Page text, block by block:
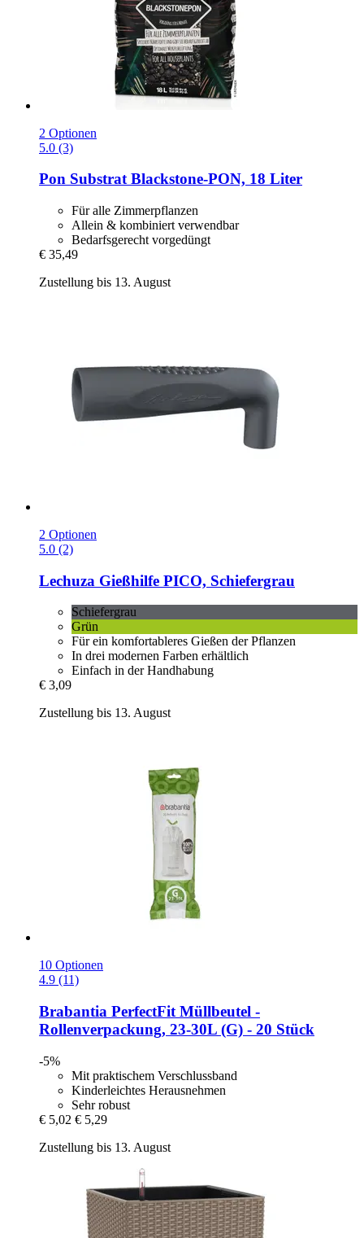
2 Optionen
5.0 (3)
Pon Substrat Blackstone-​PON, 18 Liter
Für alle Zimmerpflanzen
Allein & kombiniert verwendbar
Bedarfsgerecht vorgedüngt
€ 35,49
Zustellung bis 13. August
2 Optionen
5.0 (2)
Lechuza Gießhilfe PICO, Schiefergrau
Schiefergrau
Grün
Für ein komfortableres Gießen der Pflanzen
In drei modernen Farben erhältlich
Einfach in der Handhabung
€ 3,09
Zustellung bis 13. August
10 Optionen
4.9 (11)
Brabantia PerfectFit Müllbeutel -​
Rollenverpackung, 23-​30L (G) -​ 20 Stück
-5%
Mit praktischem Verschlussband
Kinderleichtes Herausnehmen
Sehr robust
€ 5,02 € 5,29
Zustellung bis 13. August